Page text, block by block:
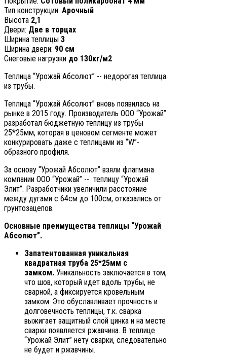
Тип конструкции: Арочный
Высота 2,1
Двери: Две в торцах
Ширина теплицы 3
Ширина двери: 90 см
Снеговые нагрузки до 130кг/м2
Теплица “Урожай Абсолют” -- недорогая теплица
из трубы.
Теплица “Урожай Абсолют” вновь появилась на
рынке в 2015 году. Производитель ООО “Урожай”
разработал бюджетную теплицу из трубы
25*25мм, которая в ценовом сегменте может
конкурировать даже с теплицами из “W”-
образного профиля.
За основу “Урожай Абсолют” взяли флагмана
компании ООО “Урожай” -- теплицу “Урожай
Элит”. Разработчики увеличили расстояние
между дугами с 64см до 100см, отказались от
грунтозацепов.
Основные преимущества теплицы “Урожай
Абсолют”.
Запатентованная уникальная
квадратная труба 25*25мм с
замком. Уникальность заключается в том,
что шов, который идет вдоль трубы, не
сварной, а фиксируется кровельным
замком. Это обуславливает прочность и
долговечность теплицы, т.к. сварка
выжигает защитный слой цинка и на месте
сварки появляется ржавчина. В теплице
“Урожай Элит” нету сварки, следовательно
не будет и ржавчины.